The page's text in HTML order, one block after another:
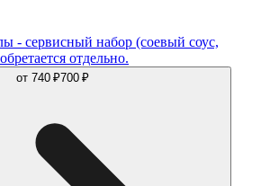
- сервисный набор (соевый соус,
отдельно.
от 740 ₽700 ₽